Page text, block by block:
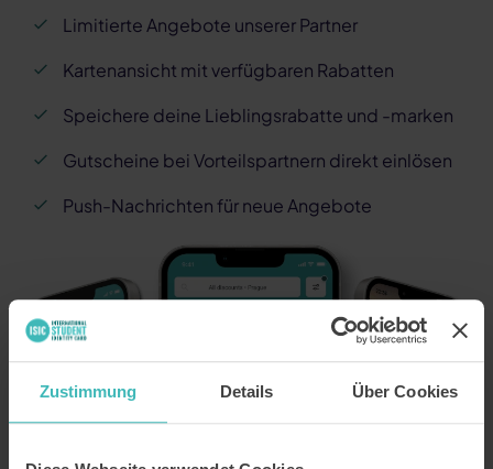
Zustimmung Details Über Cookies
Limitierte Angebote unserer Partner
Kartenansicht mit verfügbaren Rabatten
Speichere deine Lieblingsrabatte und -marken
Gutscheine bei Vorteilspartnern direkt einlösen
Push-Nachrichten für neue Angebote